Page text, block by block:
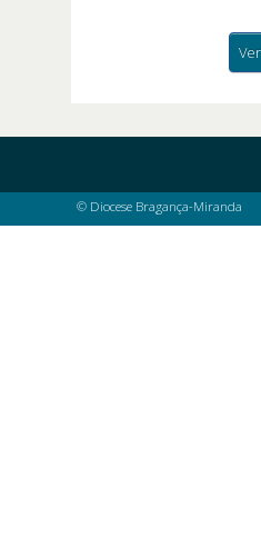
© Diocese Bragança-Miranda